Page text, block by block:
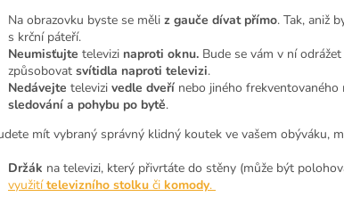
Na obrazovku byste se měli z gauče dívat přímo. Tak, aniž
s krční páteří.
Neumisťujte televizi naproti oknu. Bude se vám v ní
způsobovat svítidla naproti televizi.
Nedávejte televizi vedle dveří nebo jiného
sledování a pohybu po bytě.
mít vybraný správný klidný koutek ve vašem obýváku,
Držák na televizi, který přivrtáte do stěny (může být
využitítelevizního stolku či komody.